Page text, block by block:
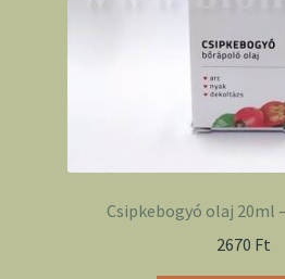
Csipkebogyó olaj 20ml
2670 Ft